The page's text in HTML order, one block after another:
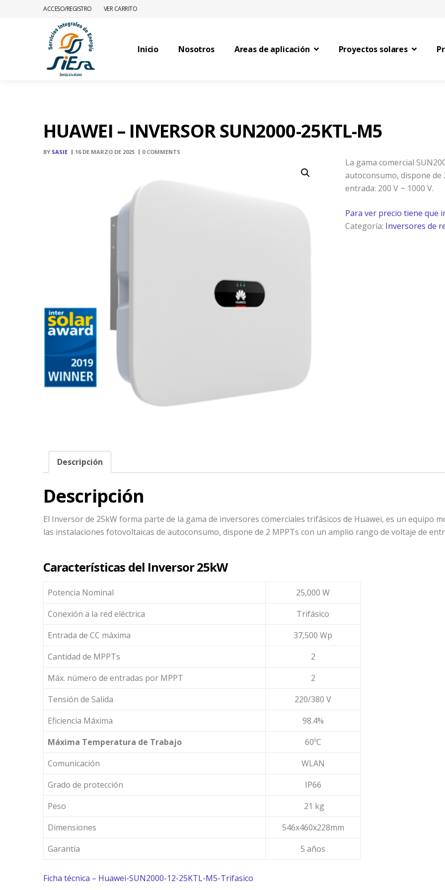
ACCESO/REGISTRO VER CARRITO
Inicio Nosotros Areas de aplicación Proyectos solares
HUAWEI – INVERSOR SUN2000-25KTL-M5
BY SASIE 16 DE MARZO DE 2025 0 COMMENTS
La gama comercial
autoconsumo, dispone
entrada: 200 V ~ 1000 V.
Para ver precio tiene que
Categoría: Inversores de
Descripción
Descripción
El Inversor de 25kW forma parte de la gama de inversores comerciales trifásicos de Huawei, es un equipo
las instalaciones fotovoltaicas de autoconsumo, dispone de 2 MPPTs con un amplio rango de voltaje de
Características del Inversor 25kW
Potencia Nominal
25,000 W
Conexión a la red eléctrica
Trifásico
Entrada de CC máxima
37,500 Wp
Cantidad de MPPTs
2
Máx. número de entradas por MPPT
2
Tensión de Salida
220/380 V
Eficiencia Máxima
98.4%
Máxima Temperatura de Trabajo
60ºC
Comunicación
WLAN
Grado de protección
IP66
Peso
21 kg
Dimensiones
546x460x228mm
Garantía
5 años
Ficha técnica – Huawei-SUN2000-12-25KTL-M5-Trifasico